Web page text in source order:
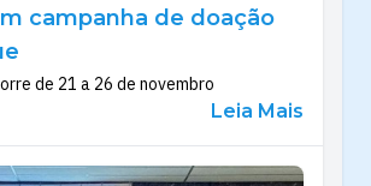
campanha de doação
de 21 a 26 de novembro
Leia Mais